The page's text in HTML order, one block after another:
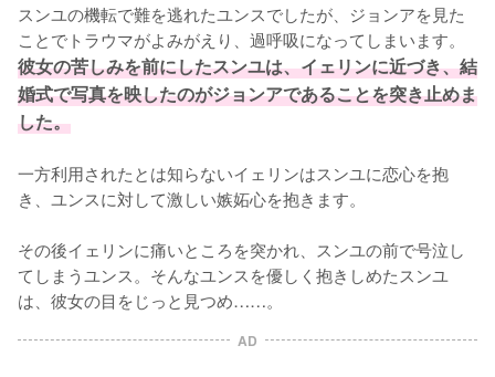
スンユの機転で難を逃れたユンスでしたが、ジョンアを見た
ことでトラウマがよみがえり、過呼吸になってしまいます。
彼女の苦しみを前にしたスンユは、イェリンに近づき、結
婚式で写真を映したのがジョンアであることを突き止めま
した。
一方利用されたとは知らないイェリンはスンユに恋心を抱
き、ユンスに対して激しい嫉妬心を抱きます。
その後イェリンに痛いところを突かれ、スンユの前で号泣し
てしまうユンス。そんなユンスを優しく抱きしめたスンユ
は、彼女の目をじっと見つめ……。
AD